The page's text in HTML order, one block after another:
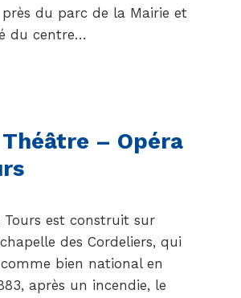
près du parc de la Mairie et
du centre…
– Opéra
Tours est construit sur
des Cordeliers, qui
bien national en
après un incendie, le